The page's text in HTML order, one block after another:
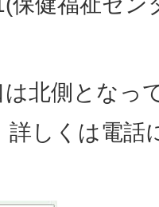
北側となっ
詳しくは電話